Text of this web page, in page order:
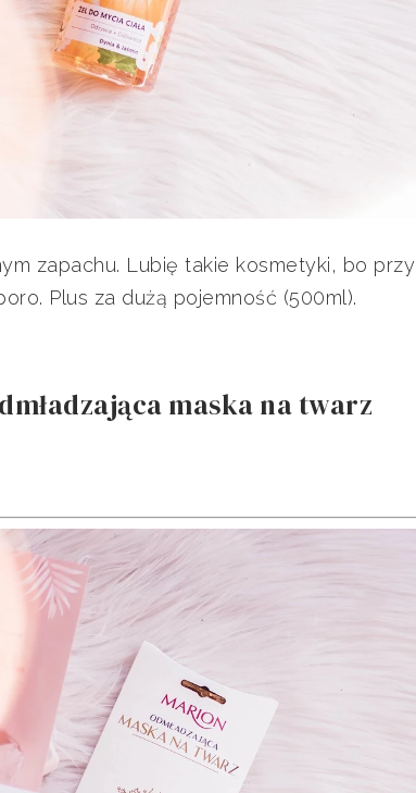
zapachu. Lubię takie kosmetyki, bo przy
Plus za dużą pojemność (500ml).
maska na twarz